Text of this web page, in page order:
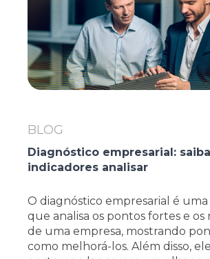
BLOG
Diagnóstico empresarial:
indicadores analisar
O diagnóstico empresarial é
que analisa os pontos fortes e os
de uma empresa, mostrando
como melhorá-los. Além disso,